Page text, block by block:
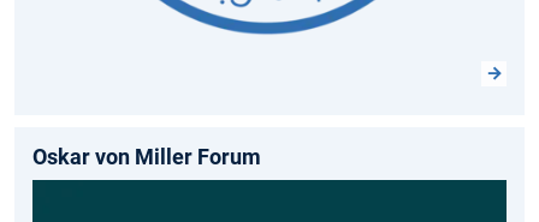
Oskar von Miller Forum